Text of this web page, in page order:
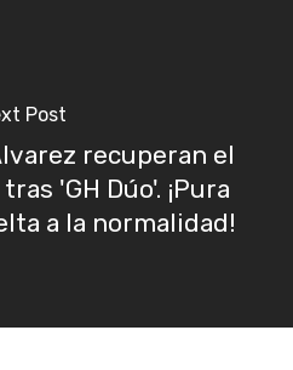
Post
recuperan el
'GH Dúo'. ¡Pura
a la normalidad!